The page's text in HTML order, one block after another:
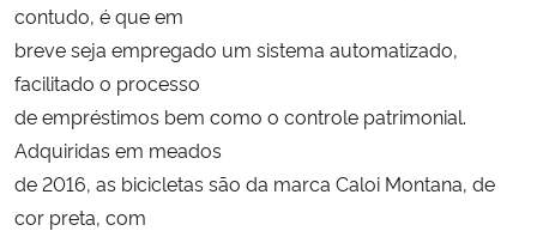
contudo, é que em
breve seja empregado um sistema automatizado,
facilitado o processo
de empréstimos bem como o controle patrimonial.
Adquiridas em meados
de 2016, as bicicletas são da marca Caloi Montana, de
cor preta, com